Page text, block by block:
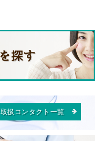
取扱コンタクト一覧